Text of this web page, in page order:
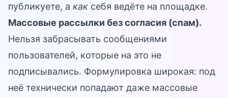
публикуете, а как себя ведёте на площадке.
Массовые рассылки без согласия (спам).
Нельзя забрасывать сообщениями
пользователей, которые на это не
подписывались. Формулировка широкая: под
неё технически попадают даже массовые